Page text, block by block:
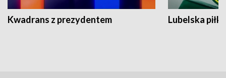
Kwadrans z prezydentem Lubelska piłka